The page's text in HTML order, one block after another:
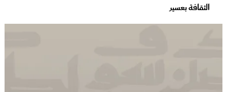
الثقافة بعسير